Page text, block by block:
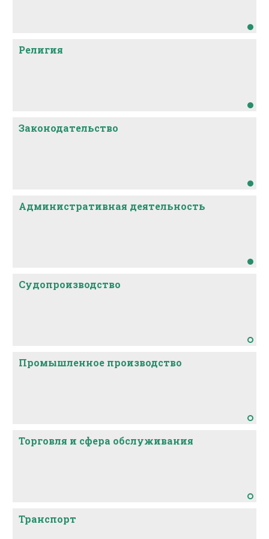
Карта-схема 1 самоназваний вепсов (ЛАВЯ, с. 14)
Религия
Законодательство
Административная деятельность
Судопроизводство
Промышленное производство
Торговля и сфера обслуживания
Транспорт